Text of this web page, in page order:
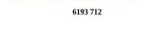
6193 712